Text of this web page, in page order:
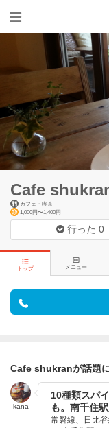
Cafe
カフェ・喫茶
1,000円〜1,400円
行った0
トップ メニュー
Cafe shukranが話題
kana
10種類スパ
も。南千住
常磐線、日比